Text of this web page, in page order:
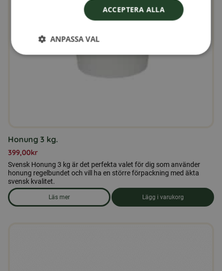
Honung 3 kg.
399,00kr
Svensk Honung 3 kg är det perfekta valet för dig som använder
honung regelbundet och vill ha en större förpackning med äkta
svensk kvalitet.
Läs mer
om produkten Honung 3 kg.
Lägg i varukorg
ACCEPTERA ALLA
ANPASSA VAL